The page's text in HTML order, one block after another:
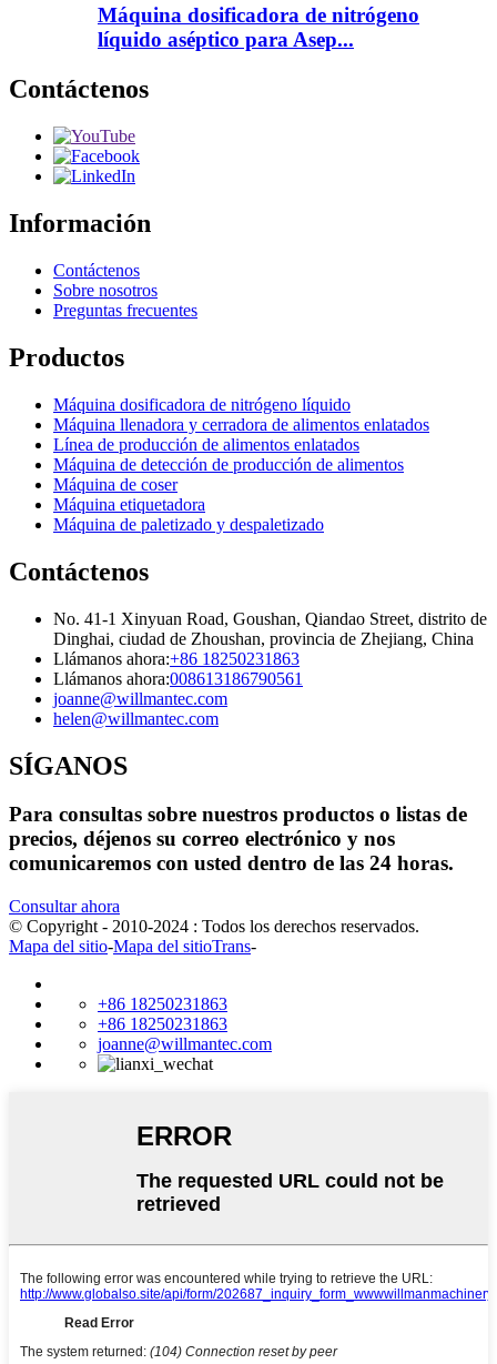
Máquina dosificadora de nitrógeno
líquido aséptico para Asep...
Contáctenos
Información
Contáctenos
Sobre nosotros
Preguntas frecuentes
Productos
Máquina dosificadora de nitrógeno líquido
Máquina llenadora y cerradora de alimentos enlatados
Línea de producción de alimentos enlatados
Máquina de detección de producción de alimentos
Máquina de coser
Máquina etiquetadora
Máquina de paletizado y despaletizado
Contáctenos
No. 41-1 Xinyuan Road, Goushan, Qiandao Street, distrito de
Dinghai, ciudad de Zhoushan, provincia de Zhejiang, China
Llámanos ahora:+86 18250231863
Llámanos ahora:008613186790561
joanne@willmantec.com
helen@willmantec.com
SÍGANOS
Para consultas sobre nuestros productos o listas de
precios, déjenos su correo electrónico y nos
comunicaremos con usted dentro de las 24 horas.
Consultar ahora
© Copyright - 2010-2024 : Todos los derechos reservados.
Mapa del sitio-Mapa del sitioTrans-
+86 18250231863
+86 18250231863
joanne@willmantec.com